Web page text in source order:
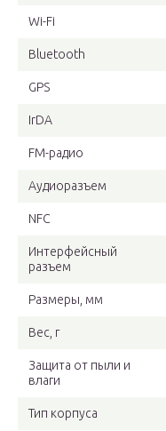
Wi-Fi
Bluetooth
GPS
IrDA
FM-радио
Аудиоразъем
NFC
Интерфейсный
разъем
Размеры, мм
Вес, г
Защита от пыли и
влаги
Тип корпуса